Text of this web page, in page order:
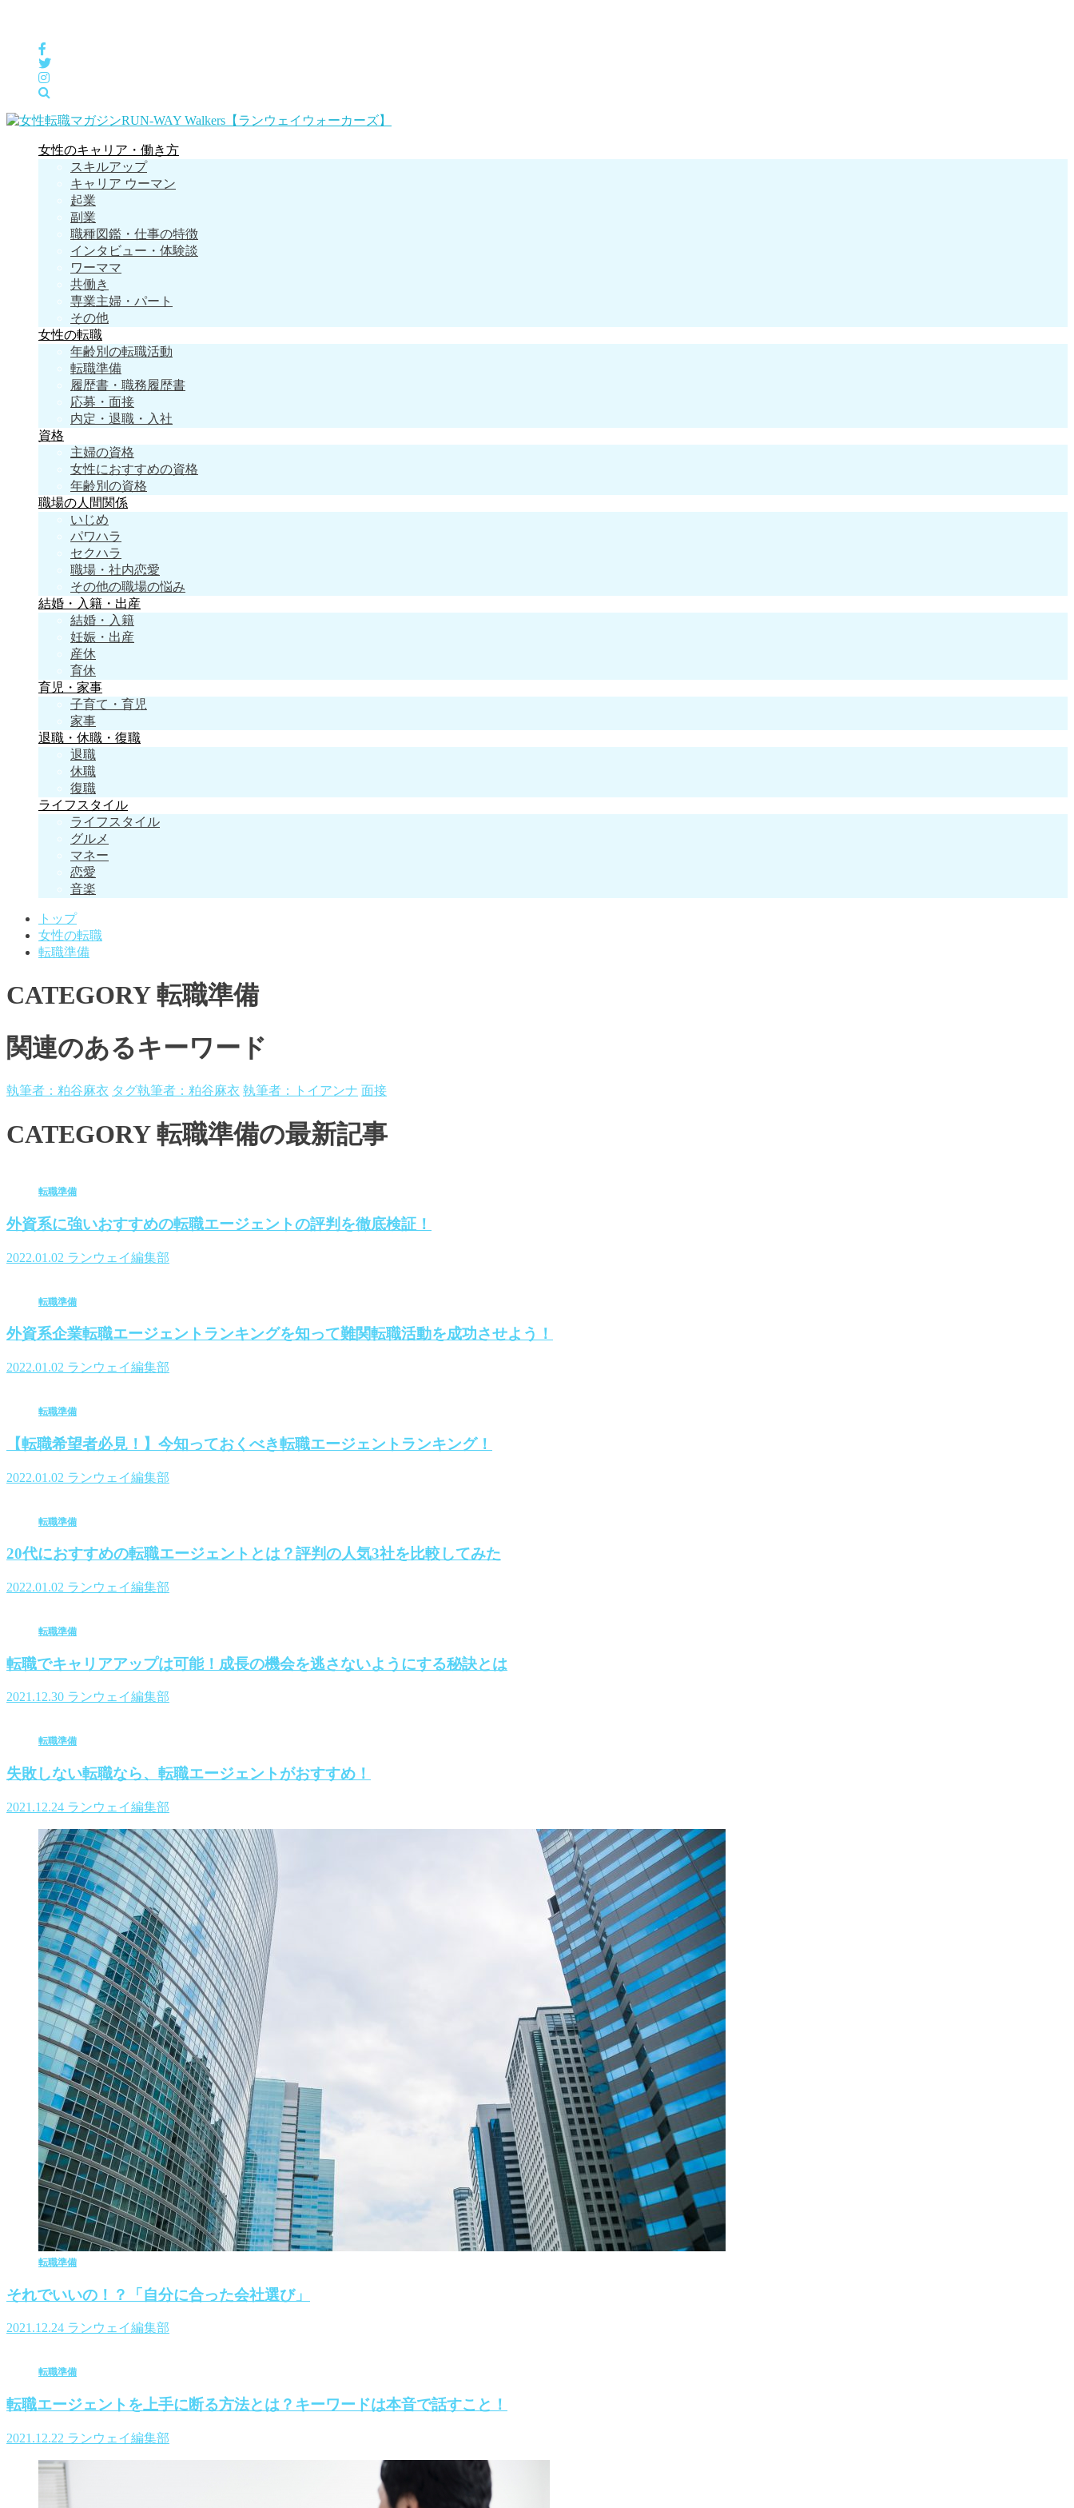
女性のキャリア・働き方
スキルアップ
キャリア ウーマン
起業
副業
職種図鑑・仕事の特徴
インタビュー・体験談
ワーママ
共働き
専業主婦・パート
その他
女性の転職
年齢別の転職活動
転職準備
履歴書・職務履歴書
応募・面接
内定・退職・入社
資格
主婦の資格
女性におすすめの資格
年齢別の資格
職場の人間関係
いじめ
パワハラ
セクハラ
職場・社内恋愛
その他の職場の悩み
結婚・入籍・出産
結婚・入籍
妊娠・出産
産休
育休
育児・家事
子育て・育児
家事
退職・休職・復職
退職
休職
復職
ライフスタイル
ライフスタイル
グルメ
マネー
恋愛
音楽
トップ
女性の転職
転職準備
CATEGORY転職準備
関連のあるキーワード
執筆者：粕谷麻衣 タグ執筆者：粕谷麻衣 執筆者：トイアンナ 面接
CATEGORY転職準備の最新記事
転職準備
外資系に強いおすすめの転職エージェントの評判を徹底検証！
2022.01.02 ランウェイ編集部
転職準備
外資系企業転職エージェントランキングを知って難関転職活動を成功させよう！
2022.01.02 ランウェイ編集部
転職準備
【転職希望者必見！】今知っておくべき転職エージェントランキング！
2022.01.02 ランウェイ編集部
転職準備
20代におすすめの転職エージェントとは？評判の人気3社を比較してみた
2022.01.02 ランウェイ編集部
転職準備
転職でキャリアアップは可能！成長の機会を逃さないようにする秘訣とは
2021.12.30 ランウェイ編集部
転職準備
失敗しない転職なら、転職エージェントがおすすめ！
2021.12.24 ランウェイ編集部
転職準備
それでいいの！？「自分に合った会社選び」
2021.12.24 ランウェイ編集部
転職準備
転職エージェントを上手に断る方法とは？キーワードは本音で話すこと！
2021.12.22 ランウェイ編集部